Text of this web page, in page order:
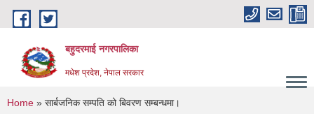
Skip to main content
बहुदरमाई नगरपालिका
मधेश प्रदेश, नेपाल सरकार
You are here
Home » सार्बजनिक सम्पति को बिवरण सम्बन्धमा।